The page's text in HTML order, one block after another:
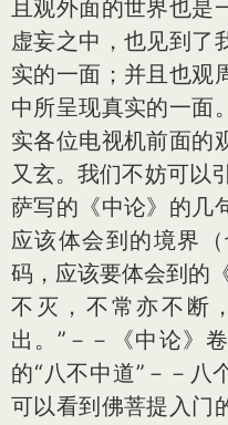
且观外面的世界也是
虚妄之中，也见到了
实的一面；并且也观
中所呈现真实的一面
实各位电视机前面的
又玄。我们不妨可
萨写的《中论》的几
应该体会到的境界
码，应该要体会到的
不灭，不常亦不断
出。”－－《中论》
的“八不中道”－－八
可以看到佛菩提入门